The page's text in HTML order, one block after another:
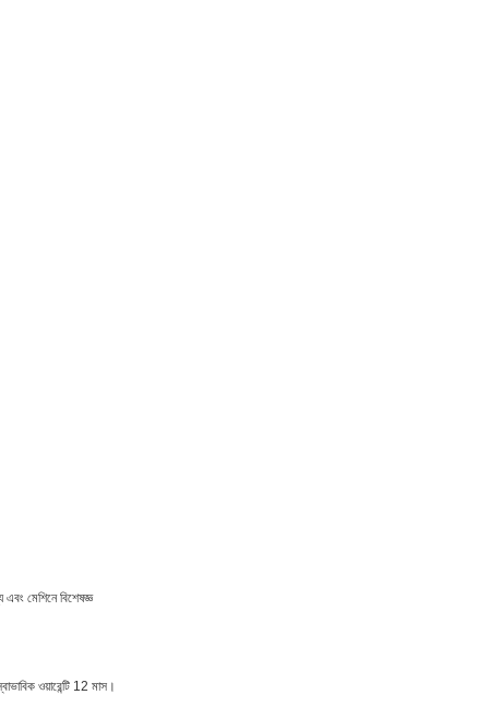
মেশিনে বিশেষজ্ঞ
ওয়ারেন্টি 12 মাস।